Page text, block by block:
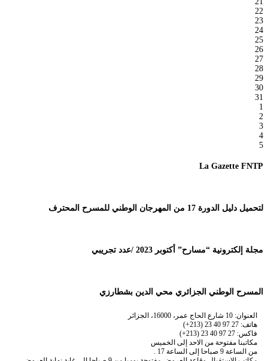
22
23
24
25
26
27
28
29
30
31
1
2
3
4
5
La Gazette FNTP
لتحميل دليل الدورة 17 من المهرجان الوطني للمسرح المحترف
مجلة إلكترونية “مسارح” أكتوبر 2023 /عدد تجريبي
المسرح الوطني الجزائري محي الدين بشطارزي
العنوان: 10 شارع الحاج عمر، 16000، الجزائر
هاتف: 27 97 40 23 (213+)
فاكس: 27 97 40 23 (213+)
مكاتبنا مفتوحة من الاحد إلى الخميس
من الساعة 9 صباحا إلى الساعة 17 .